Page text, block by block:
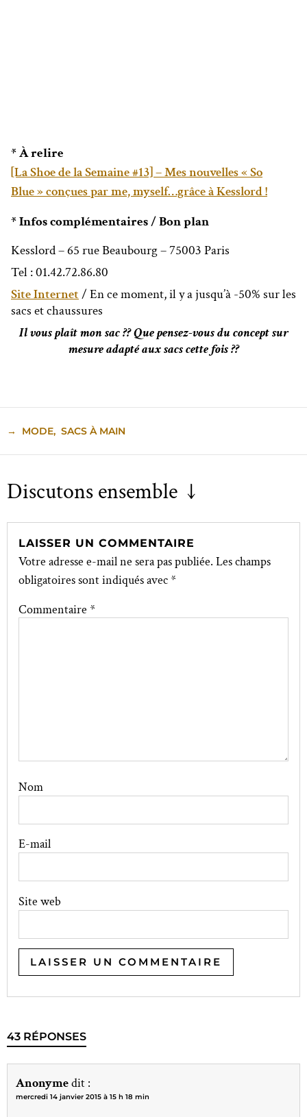
* À relire
[La Shoe de la Semaine #13] – Mes nouvelles « So
Blue » conçues par me, myself…grâce à Kesslord !
* Infos complémentaires / Bon plan
Kesslord– 65 rue Beaubourg – 75003 Paris
Tel : 01.42.72.86.80
Site Internet/ En ce moment, il y a jusqu’à -50% sur les
sacs et chaussures
Il vous plaît mon sac ?? Que pensez-vous du concept sur
mesure adapté aux sacs cette fois ??
→ MODE, SACS À MAIN
Discutons ensemble ↓
LAISSER UN COMMENTAIRE
Votre adresse e-mail ne sera pas publiée. Les champs
obligatoires sont indiqués avec*
Commentaire *
Nom
E-mail
Site web
43 RÉPONSES
Anonymedit :
mercredi 14 janvier 2015 à 15 h 18 min